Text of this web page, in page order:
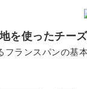
を使ったチー
フランスパンの基